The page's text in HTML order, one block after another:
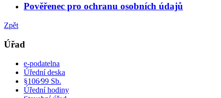
Pověřenec pro ochranu osobních údajů
Zpět
Úřad
e-podatelna
Úřední deska
§106⁄99 Sb.
Úřední hodiny